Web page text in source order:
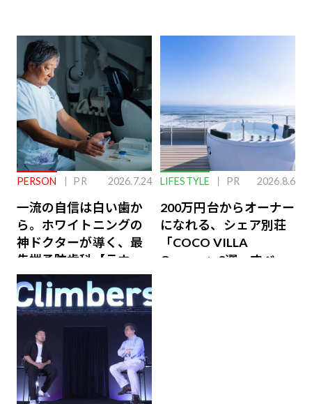
PERSON PR 2026.7.24
一流の自信は白い歯か
ら。ホワイトニングの
神ドクターが導く、最
先端予防歯科【ラウン
ジ会員特典あり】
LIFESTYLE PR 2026.8.6
200万円台からオーナー
になれる、シェア別荘
「COCO VILLA
Owners」3選。すべて